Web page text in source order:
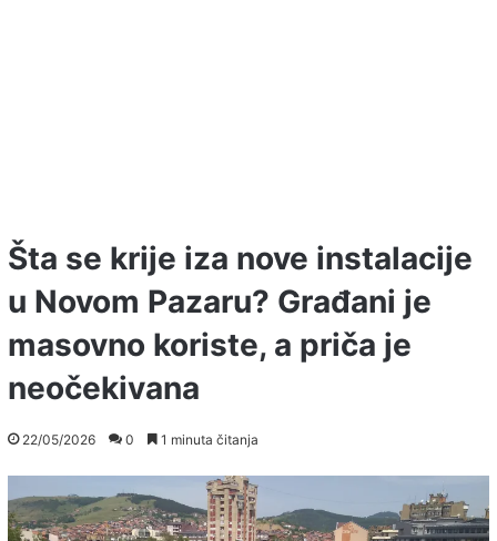
Šta se krije iza nove instalacije
u Novom Pazaru? Građani je
masovno koriste, a priča je
neočekivana
22/05/2026 0 1 minuta čitanja